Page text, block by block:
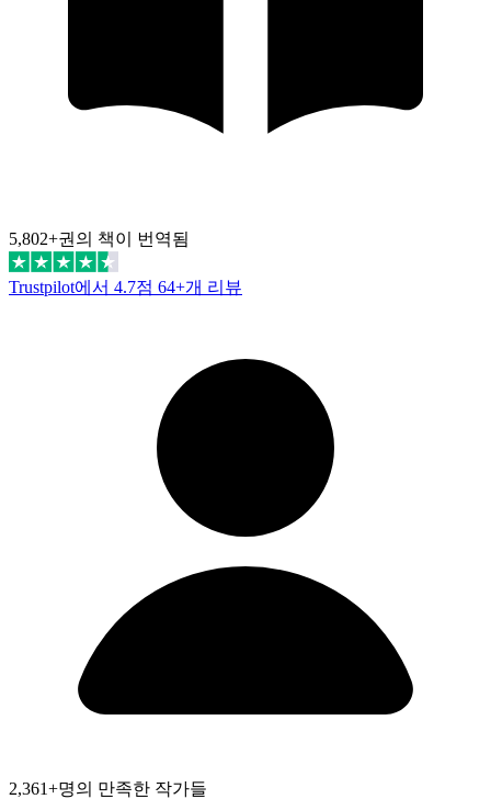
5,802+권의 책이 번역됨
Trustpilot에서 4.7점 64+개 리뷰
2,361+명의 만족한 작가들